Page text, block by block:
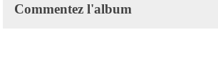
Commentez l'album